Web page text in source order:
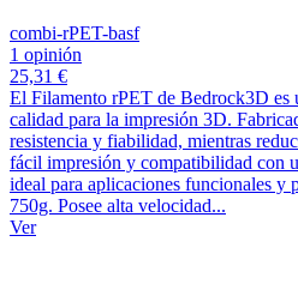
combi-rPET-basf
1 opinión
25,31 €
El Filamento rPET de Bedrock3D es
calidad para la impresión 3D.
resistencia y fiabilidad, mientras
fácil impresión y compatibilidad con
ideal para aplicaciones funcionales y
750g. Posee alta velocidad...
Ver